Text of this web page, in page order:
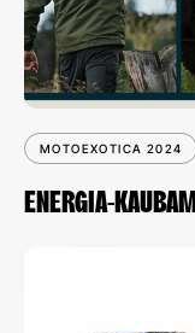
MOTOEXOTICA 2024
ENERGIA-